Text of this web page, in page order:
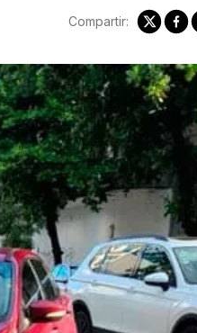
Compartir: